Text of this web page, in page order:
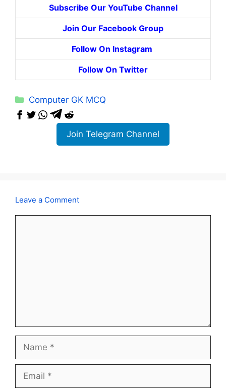
Subscribe Our YouTube Channel
Join Our Facebook Group
Follow On Instagram
Follow On Twitter
Categories
Computer GK MCQ
Join Telegram Channel
Leave a Comment
Name
Email